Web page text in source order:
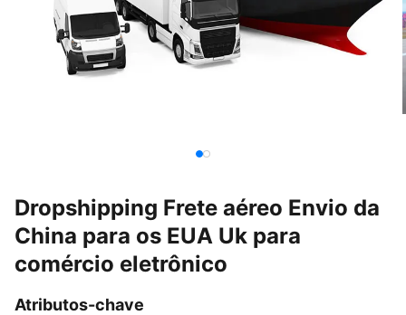
Dropshipping Frete aéreo Envio da
China para os EUA Uk para
comércio eletrônico
Atributos-chave